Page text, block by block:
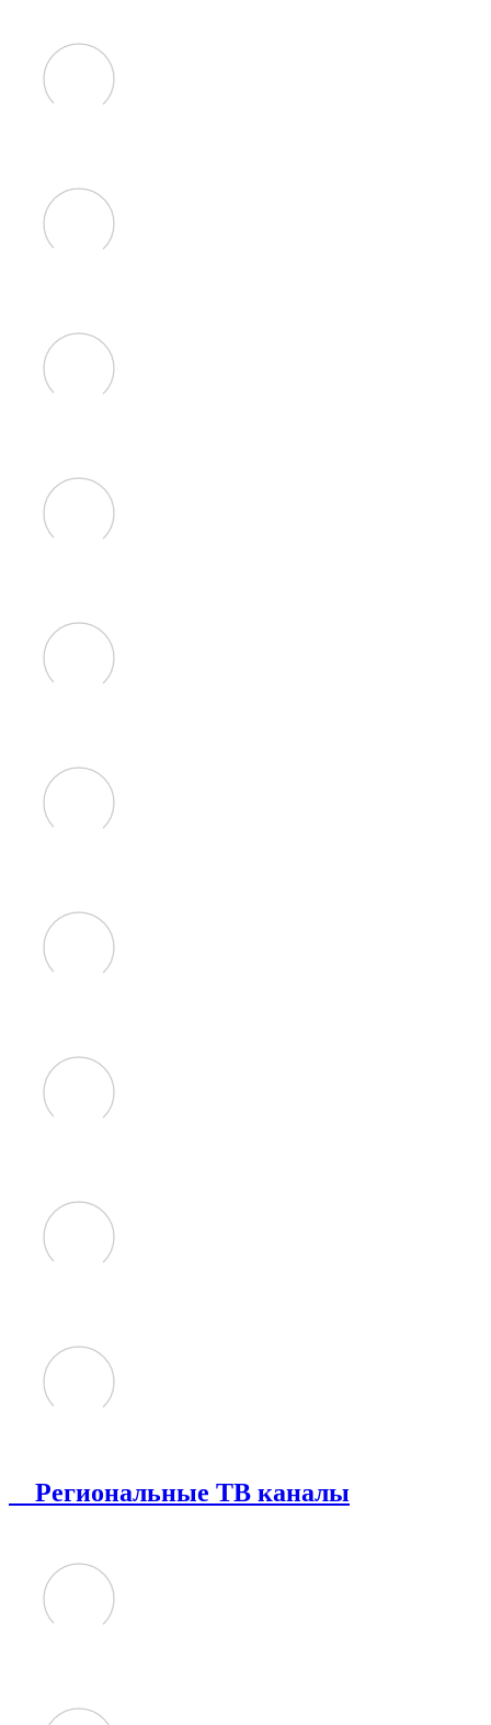
Региональные ТВ каналы